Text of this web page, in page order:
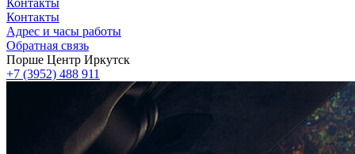
Контакты
Контакты
Адрес и часы работы
Обратная связь
Порше Центр Иркутск
+7 (3952) 488 911